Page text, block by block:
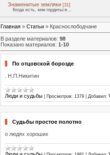
Знаменитые земляки [31]
Когда есть, кем гордиться...
Главная » Статьи » Краснослободчане
В разделе материалов: 98
Показано материалов: 1-10
По отцовской борозде
. Н.П.Никитин
Люди и судьбы Просмотров: 1379 Добавил:
Судьбы простое полотно
о людях хороших